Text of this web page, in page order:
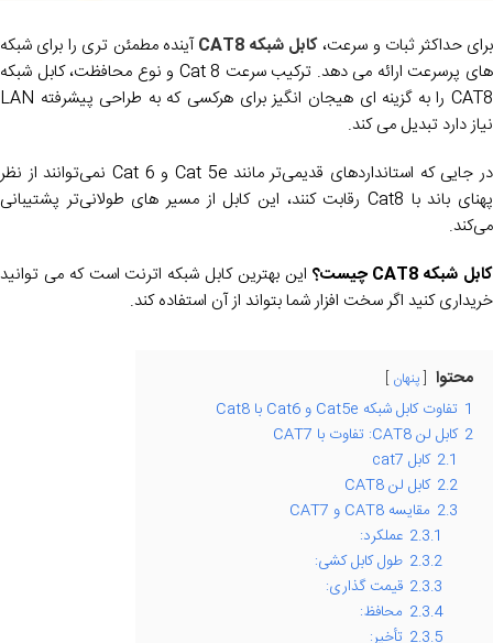
برای حداکثر ثبات و سرعت، کابل شبکه CAT8
آینده مطمئن تری را برای شبکه
های پرسرعت ارائه می دهد. ترکیب سرعت Cat 8 و نوع محافظت، کابل شبکه
CAT8 را به گزینه ای هیجان انگیز برای هرکسی که به طراحی پیشرفته LAN
نیاز دارد تبدیل می کند.
در جایی که استانداردهای قدیمی‌تر مانند Cat 5e و Cat 6 نمی‌توانند از نظر
پهنای باند با Cat8 رقابت کنند، این کابل از مسیر های طولانی‌تر پشتیبانی
می‌کند.
کابل شبکه CAT8 چیست؟
این بهترین کابل شبکه اترنت است که می توانید
خریداری کنید اگر سخت افزار شما بتواند از آن استفاده کند.
محتوا پنهان
1 تفاوت کابل شبکه Cat5e و Cat6 با Cat8
2 کابل لن CAT8: تفاوت با CAT7
2.1 کابل cat7
2.2 کابل لن CAT8
2.3 مقایسه CAT8 و CAT7
2.3.1 عملکرد:
2.3.2 طول کابل کشی:
2.3.3 قیمت گذاری:
2.3.4 محافظ:
2.3.5 تأخیر: